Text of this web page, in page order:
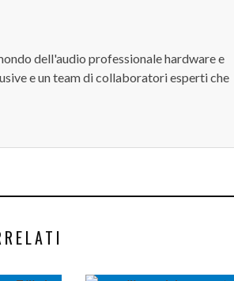
dell'audio professionale hardware e
e un team di collaboratori esperti che